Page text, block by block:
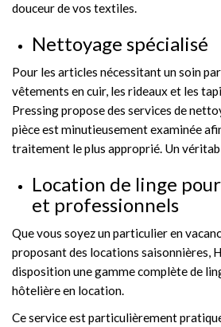
douceur de vos textiles.
Nettoyage spécialisé
Pour les articles nécessitant un soin
vêtements en cuir, les rideaux et les
Pressing propose des services de
pièce est minutieusement examinée
traitement le plus approprié. Un
Location de linge
et professionnels
Que vous soyez un particulier en
proposant des locations saisonnières,
disposition une gamme complète de
hôtelière en location.
Ce service est particulièrement